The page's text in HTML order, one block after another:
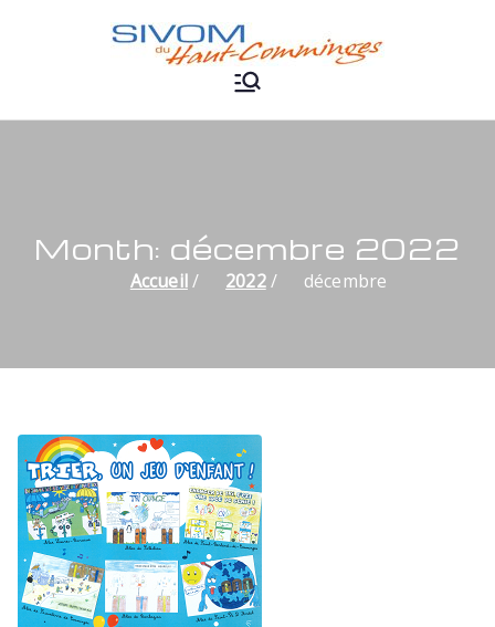
SIVOM du
Month: décembre 2022
Accueil 2022 décembre